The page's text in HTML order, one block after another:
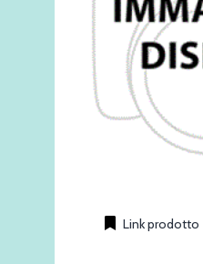
Link prodotto